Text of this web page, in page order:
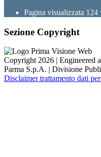
Pagina visualizzata 124
Sezione Copyright
Copyright 2026 | Engineered
Parma S.p.A. | Divisione
Disclaimer trattamento dati